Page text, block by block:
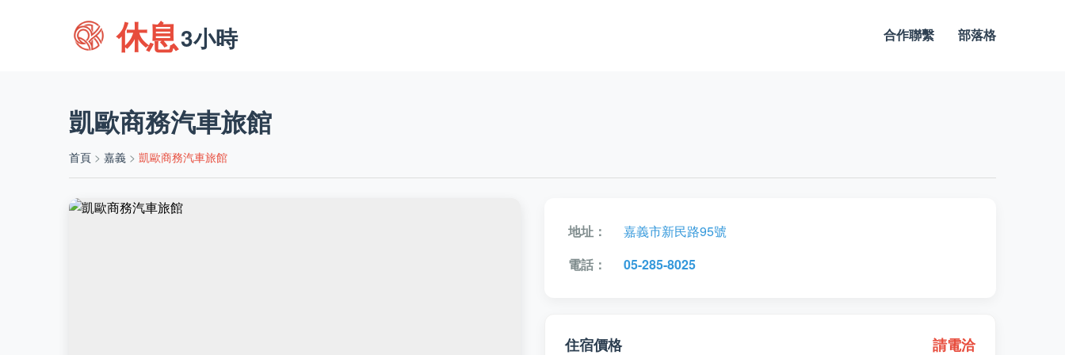
休息3小時 合作聯繫 部落格
凱歐商務汽車旅館
首頁 > 嘉義 > 凱歐商務汽車旅館
地址：
嘉義市新民路95號
電話：
05-285-8025
住宿價格 請電洽